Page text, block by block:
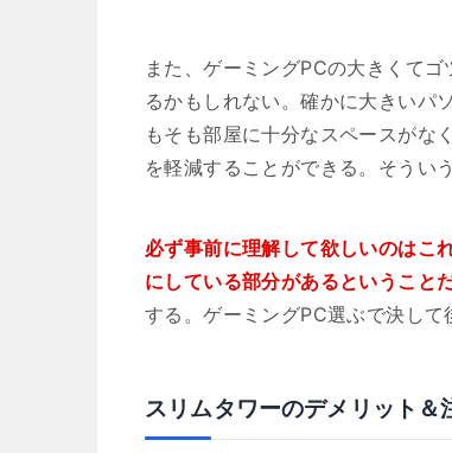
また、ゲーミングPCの大きくて
るかもしれない。確かに大きいパ
もそも部屋に十分なスペースがな
を軽減することができる。そうい
必ず事前に理解して欲しいのはこ
にしている部分があるということだ
する。ゲーミングPC選ぶで決して
スリムタワーのデメリット＆